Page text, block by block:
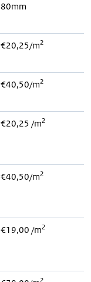
80mm
€20,25/m2
€40,50/m2
€20,25 /m2
€40,50/m2
€19,00 /m2
2